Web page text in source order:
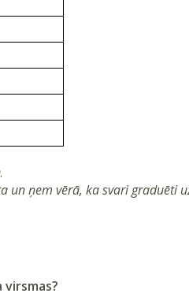
.
un ņem vērā, ka svari graduēti
virsmas?